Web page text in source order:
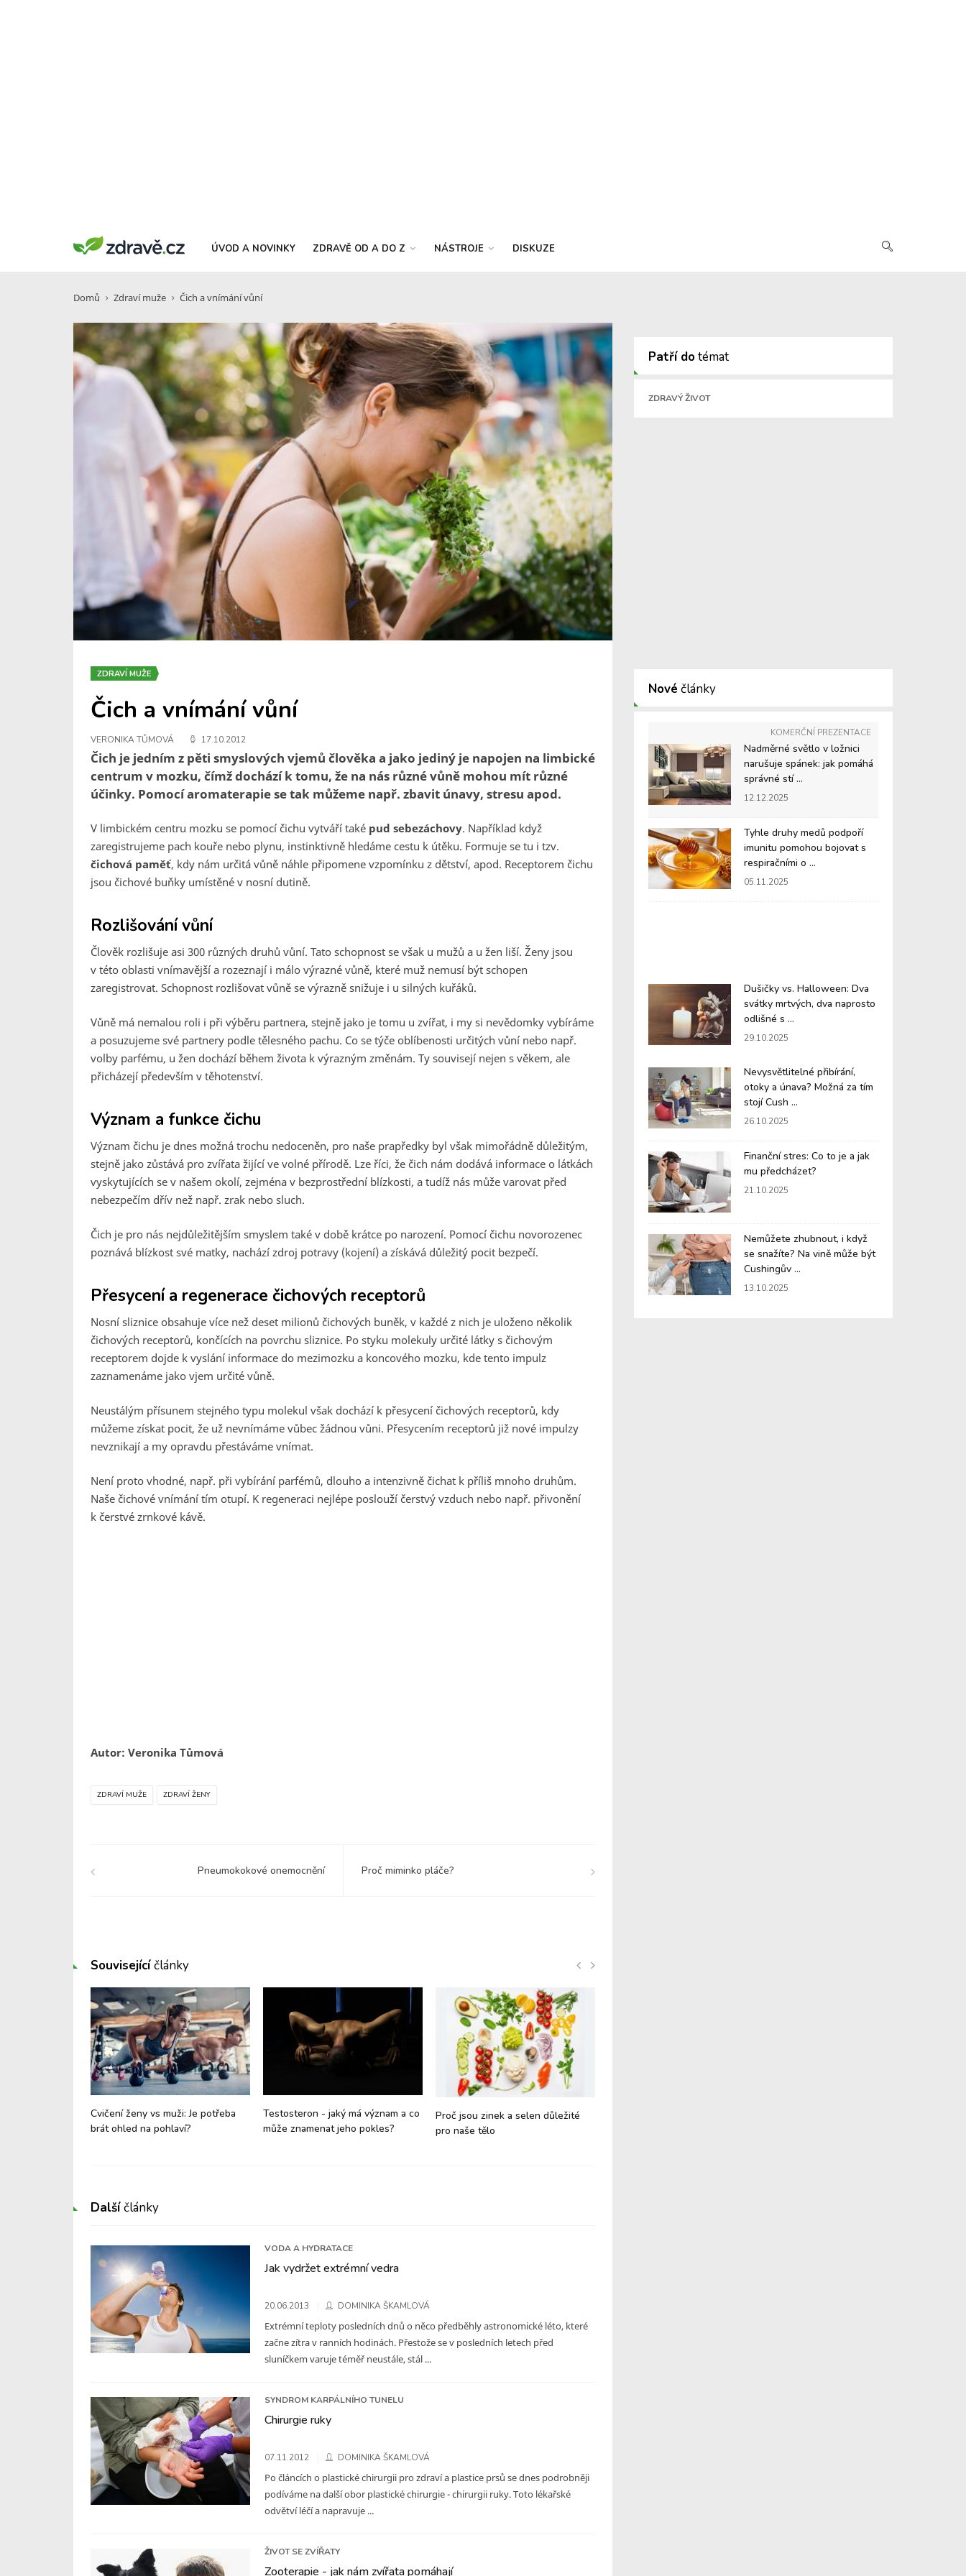
ÚVOD A NOVINKY ZDRAVĚ OD A DO Z NÁSTROJE DISKUZE
Domů Zdraví muže Čich a vnímání vůní
ZDRAVÍ MUŽE
Čich a vnímání vůní
VERONIKA TŮMOVÁ 17.10.2012
Čich je jedním z pěti smyslových vjemů člověka a jako jediný je napojen na limbické
centrum v mozku, čímž dochází k tomu, že na nás různé vůně mohou mít různé
účinky. Pomocí aromaterapie se tak můžeme např. zbavit únavy, stresu apod.
V limbickém centru mozku se pomocí čichu vytváří také pud sebezáchovy. Například když
zaregistrujeme pach kouře nebo plynu, instinktivně hledáme cestu k útěku. Formuje se tu i tzv.
čichová paměť, kdy nám určitá vůně náhle připomene vzpomínku z dětství, apod. Receptorem čichu
jsou čichové buňky umístěné v nosní dutině.
Rozlišování vůní
Člověk rozlišuje asi 300 různých druhů vůní. Tato schopnost se však u mužů a u žen liší. Ženy jsou
v této oblasti vnímavější a rozeznají i málo výrazné vůně, které muž nemusí být schopen
zaregistrovat. Schopnost rozlišovat vůně se výrazně snižuje i u silných kuřáků.
Vůně má nemalou roli i při výběru partnera, stejně jako je tomu u zvířat, i my si nevědomky vybíráme
a posuzujeme své partnery podle tělesného pachu. Co se týče oblíbenosti určitých vůní nebo např.
volby parfému, u žen dochází během života k výrazným změnám. Ty souvisejí nejen s věkem, ale
přicházejí především v těhotenství.
Význam a funkce čichu
Význam čichu je dnes možná trochu nedoceněn, pro naše prapředky byl však mimořádně důležitým,
stejně jako zůstává pro zvířata žijící ve volné přírodě. Lze říci, že čich nám dodává informace o látkách
vyskytujících se v našem okolí, zejména v bezprostřední blízkosti, a tudíž nás může varovat před
nebezpečím dřív než např. zrak nebo sluch.
Čich je pro nás nejdůležitějším smyslem také v době krátce po narození. Pomocí čichu novorozenec
poznává blízkost své matky, nachází zdroj potravy (kojení) a získává důležitý pocit bezpečí.
Přesycení a regenerace čichových receptorů
Nosní sliznice obsahuje více než deset milionů čichových buněk, v každé z nich je uloženo několik
čichových receptorů, končících na povrchu sliznice. Po styku molekuly určité látky s čichovým
receptorem dojde k vyslání informace do mezimozku a koncového mozku, kde tento impulz
zaznamenáme jako vjem určité vůně.
Neustálým přísunem stejného typu molekul však dochází k přesycení čichových receptorů, kdy
můžeme získat pocit, že už nevnímáme vůbec žádnou vůni. Přesycením receptorů již nové impulzy
nevznikají a my opravdu přestáváme vnímat.
Není proto vhodné, např. při vybírání parfémů, dlouho a intenzivně čichat k příliš mnoho druhům.
Naše čichové vnímání tím otupí. K regeneraci nejlépe poslouží čerstvý vzduch nebo např. přivonění
k čerstvé zrnkové kávě.
Autor: Veronika Tůmová
ZDRAVÍ MUŽE ZDRAVÍ ŽENY
Pneumokokové onemocnění Proč miminko pláče?
Patří dotémat
ZDRAVÝ ŽIVOT
Nové články
KOMERČNÍ PREZENTACE
Nadměrné světlo v ložnici
narušuje spánek: jak pomáhá
správné stí ...
12.12.2025
Tyhle druhy medů podpoří
imunitu pomohou bojovat s
respiračními o ...
05.11.2025
Dušičky vs. Halloween: Dva
svátky mrtvých, dva naprosto
odlišné s ...
29.10.2025
Nevysvětlitelné přibírání,
otoky a únava? Možná za tím
stojí Cush ...
26.10.2025
Finanční stres: Co to je a jak
mu předcházet?
21.10.2025
Nemůžete zhubnout, i když
se snažíte? Na vině může být
Cushingův ...
13.10.2025
Souvisejícíčlánky
Cvičení ženy vs muži: Je potřeba
brát ohled na pohlaví?
Testosteron - jaký má význam a co
může znamenat jeho pokles?
Proč jsou zinek a selen důležité
pro naše tělo
Dalšíčlánky
VODA A HYDRATACE
Jak vydržet extrémní vedra
20.06.2013 DOMINIKA ŠKAMLOVÁ
Extrémní teploty posledních dnů o něco předběhly astronomické léto, které
začne zítra v ranních hodinách. Přestože se v posledních letech před
sluníčkem varuje téměř neustále, stál ...
SYNDROM KARPÁLNÍHO TUNELU
Chirurgie ruky
07.11.2012 DOMINIKA ŠKAMLOVÁ
Po článcích o plastické chirurgii pro zdraví a plastice prsů se dnes podrobněji
podíváme na další obor plastické chirurgie - chirurgii ruky. Toto lékařské
odvětví léčí a napravuje ...
ŽIVOT SE ZVÍŘATY
Zooterapie - jak nám zvířata pomáhají